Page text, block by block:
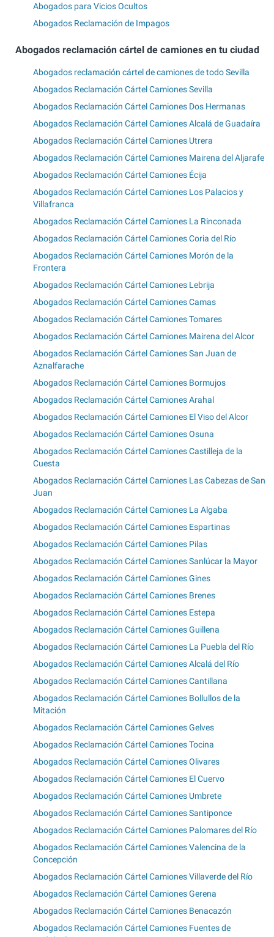
Abogados para Vicios Ocultos
Abogados Reclamación de Impagos
Abogados reclamación cártel de camiones en tu ciudad
Abogados reclamación cártel de camiones de todo Sevilla
Abogados Reclamación Cártel Camiones Sevilla
Abogados Reclamación Cártel Camiones Dos Hermanas
Abogados Reclamación Cártel Camiones Alcalá de Guadaíra
Abogados Reclamación Cártel Camiones Utrera
Abogados Reclamación Cártel Camiones Mairena del Aljarafe
Abogados Reclamación Cártel Camiones Écija
Abogados Reclamación Cártel Camiones Los Palacios y
Villafranca
Abogados Reclamación Cártel Camiones La Rinconada
Abogados Reclamación Cártel Camiones Coria del Río
Abogados Reclamación Cártel Camiones Morón de la
Frontera
Abogados Reclamación Cártel Camiones Lebrija
Abogados Reclamación Cártel Camiones Camas
Abogados Reclamación Cártel Camiones Tomares
Abogados Reclamación Cártel Camiones Mairena del Alcor
Abogados Reclamación Cártel Camiones San Juan de
Aznalfarache
Abogados Reclamación Cártel Camiones Bormujos
Abogados Reclamación Cártel Camiones Arahal
Abogados Reclamación Cártel Camiones El Viso del Alcor
Abogados Reclamación Cártel Camiones Osuna
Abogados Reclamación Cártel Camiones Castilleja de la
Cuesta
Abogados Reclamación Cártel Camiones Las Cabezas de San
Juan
Abogados Reclamación Cártel Camiones La Algaba
Abogados Reclamación Cártel Camiones Espartinas
Abogados Reclamación Cártel Camiones Pilas
Abogados Reclamación Cártel Camiones Sanlúcar la Mayor
Abogados Reclamación Cártel Camiones Gines
Abogados Reclamación Cártel Camiones Brenes
Abogados Reclamación Cártel Camiones Estepa
Abogados Reclamación Cártel Camiones Guillena
Abogados Reclamación Cártel Camiones La Puebla del Río
Abogados Reclamación Cártel Camiones Alcalá del Río
Abogados Reclamación Cártel Camiones Cantillana
Abogados Reclamación Cártel Camiones Bollullos de la
Mitación
Abogados Reclamación Cártel Camiones Gelves
Abogados Reclamación Cártel Camiones Tocina
Abogados Reclamación Cártel Camiones Olivares
Abogados Reclamación Cártel Camiones El Cuervo
Abogados Reclamación Cártel Camiones Umbrete
Abogados Reclamación Cártel Camiones Santiponce
Abogados Reclamación Cártel Camiones Palomares del Río
Abogados Reclamación Cártel Camiones Valencina de la
Concepción
Abogados Reclamación Cártel Camiones Villaverde del Río
Abogados Reclamación Cártel Camiones Gerena
Abogados Reclamación Cártel Camiones Benacazón
Abogados Reclamación Cártel Camiones Fuentes de